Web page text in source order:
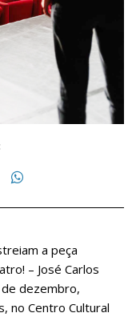
a peça
– José Carlos
dezembro,
no Centro Cultural